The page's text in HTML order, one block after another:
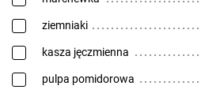
ziemniaki
kasza jęczmienna
pulpa pomidorowa